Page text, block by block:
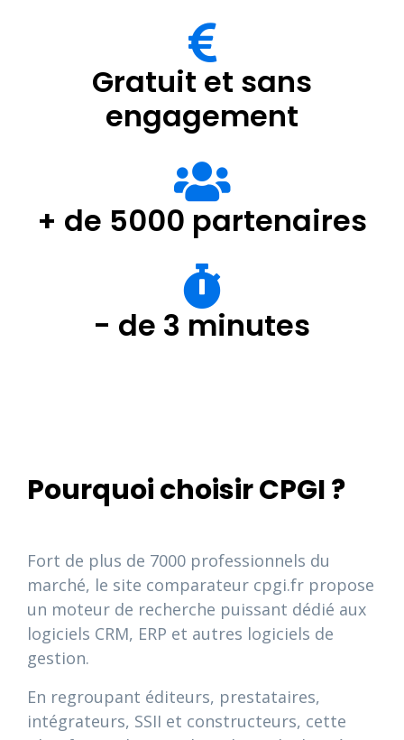
Gratuit et sans
engagement
+ de 5000 partenaires
- de 3 minutes
Pourquoi choisir CPGI ?
Fort de plus de 7000 professionnels du
marché, le site comparateur cpgi.fr propose
un moteur de recherche puissant dédié aux
logiciels CRM, ERP et autres logiciels de
gestion.
En regroupant éditeurs, prestataires,
intégrateurs, SSII et constructeurs, cette